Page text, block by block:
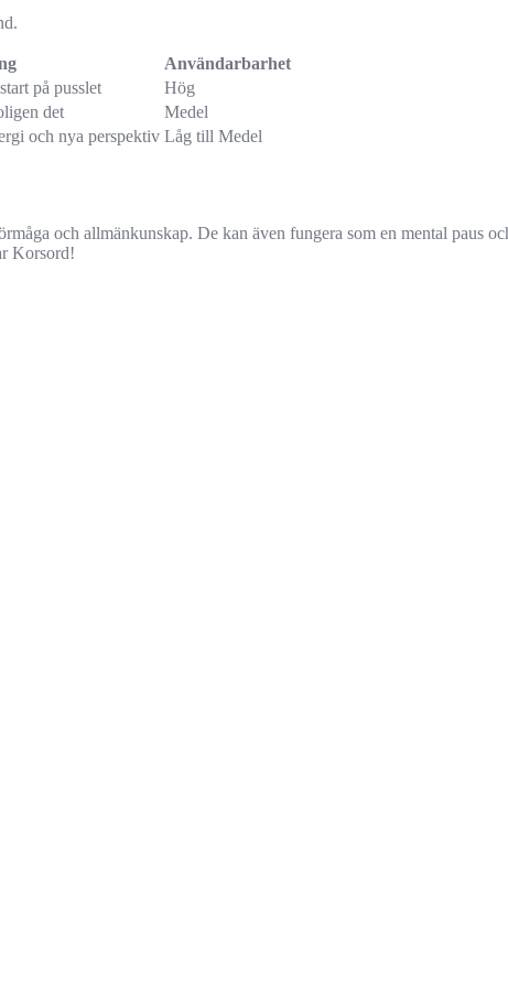
Användarbarhet
på pusslet
Hög
det
Medel
och nya perspektiv Låg till Medel
och allmänkunskap. De kan även fungera som en mental paus
Korsord!